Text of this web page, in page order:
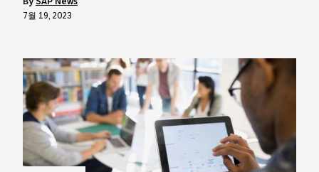
7월 19, 2023